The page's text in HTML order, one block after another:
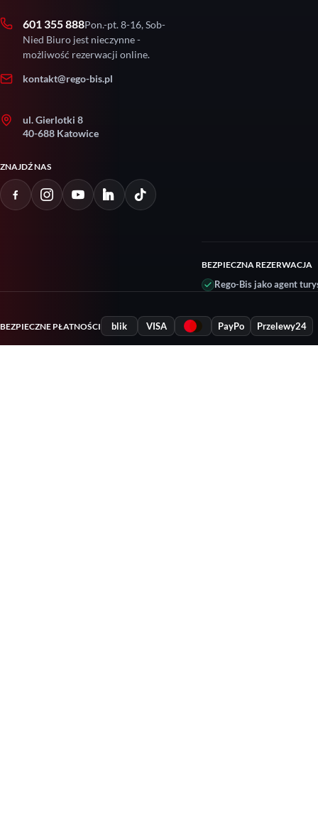
601 355 888Pon.-pt. 8-16, Sob-
Nied Biuro jest nieczynne -
możliwość rezerwacji online.
kontakt@rego-bis.pl
ul. Gierlotki 8
40-688 Katowice
ZNAJDŹ NAS
BEZPIECZNA REZERWACJA
Rego-Bis jako agent
BEZPIECZNE PŁATNOŚCI blik VISA PayPo Przelewy24